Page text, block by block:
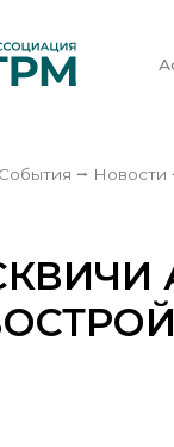
События ⭢ Новости